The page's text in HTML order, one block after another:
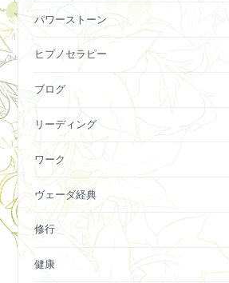
パワーストーン
ヒプノセラピー
ブログ
リーディング
ワーク
ヴェーダ経典
修行
健康